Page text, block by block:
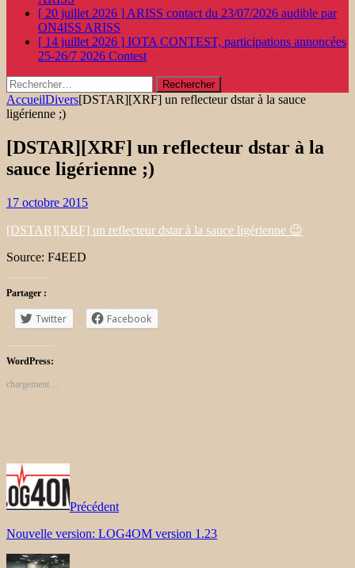
[ 20 juillet 2026 ] ARISS contact du 23/07/2026 audible par
ON4ISS ARISS
[ 14 juillet 2026 ] IOTA CONTEST, participations annoncées
25-26/7 2026 Contest
Rechercher :
AccueilDivers[DSTAR][XRF] un reflecteur dstar à la sauce
ligérienne ;)
[DSTAR][XRF] un reflecteur dstar à la
sauce ligérienne ;)
17 octobre 2015
[DSTAR][XRF] un reflecteur dstar à la sauce ligérienne 😉
Source: F4EED
Partager :
Twitter Facebook
WordPress:
chargement…
Précédent
Nouvelle version: LOG4OM version 1.23